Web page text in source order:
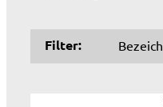
Filter: